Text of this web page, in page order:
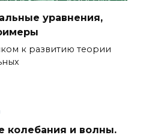
уравнения,
к развитию теории
колебания и волны.